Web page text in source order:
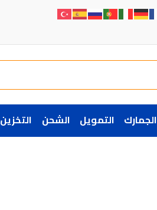
الجمارك التمويل الشحن التخزين